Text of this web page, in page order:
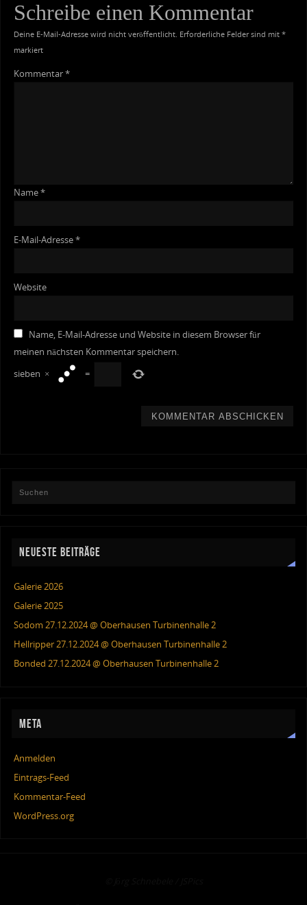
Schreibe einen Kommentar
Deine E-Mail-Adresse wird nicht veröffentlicht. Erforderliche Felder sind mit *
markiert
Kommentar*
Name*
E-Mail-Adresse*
Website
Name, E-Mail-Adresse und Website in diesem Browser für
meinen nächsten Kommentar speichern.
sieben × =
NEUESTE BEITRÄGE
Galerie 2026
Galerie 2025
Sodom 27.12.2024 @ Oberhausen Turbinenhalle 2
Hellripper 27.12.2024 @ Oberhausen Turbinenhalle 2
Bonded 27.12.2024 @ Oberhausen Turbinenhalle 2
META
Anmelden
Eintrags-Feed
Kommentar-Feed
WordPress.org